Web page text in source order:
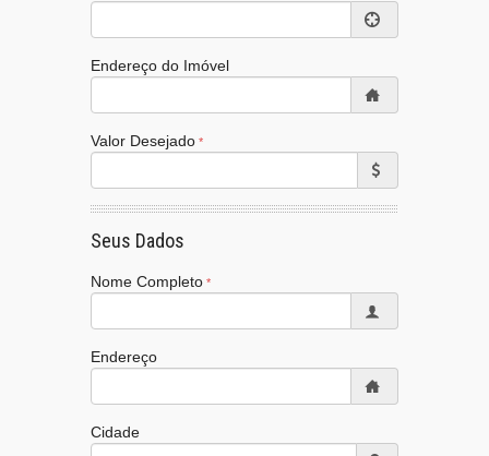
Endereço do Imóvel
Valor Desejado
Seus Dados
Nome Completo
Endereço
Cidade